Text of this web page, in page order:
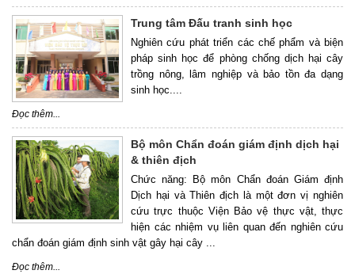
Trung tâm Đấu tranh sinh học
Nghiên cứu phát triển các chế phẩm và biện
pháp sinh học để phòng chống dịch hại cây
trồng nông, lâm nghiệp và bảo tồn đa dạng
sinh học....
Đọc thêm...
Bộ môn Chẩn đoán giám định dịch hại
& thiên địch
Chức năng: Bộ môn Chẩn đoán Giám định
Dịch hại và Thiên địch là một đơn vị nghiên
cứu trực thuộc Viện Bảo vệ thực vật, thực
hiện các nhiệm vụ liên quan đến nghiên cứu
chẩn đoán giám định sinh vật gây hại cây ...
Đọc thêm...